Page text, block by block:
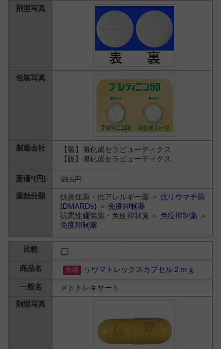
【製】旭化成セラピューティクス
【販】旭化成セラピューティクス
59.5円
抗炎症薬・抗アレルギー薬 ＞抗リウマチ薬
(DMARDs) ＞ 免疫抑制薬
抗悪性腫瘍薬・免疫抑制薬 ＞ 免疫抑制薬 ＞
免疫抑制薬
リウマトレックスカプセル２ｍｇ
メトトレキサート